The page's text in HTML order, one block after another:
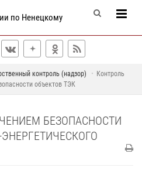
по Ненецкому
контроль (надзор)
Контроль
объектов ТЭК
БЕЗОПАСНОСТИ